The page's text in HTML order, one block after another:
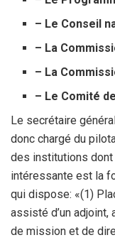
– Le Conseil
– La
– La
– Le Comité
Le secrétaire
donc chargé du
des institutions dont
intéressante est la
qui dispose: «(1)
assisté d’un adjoint,
de mission et de